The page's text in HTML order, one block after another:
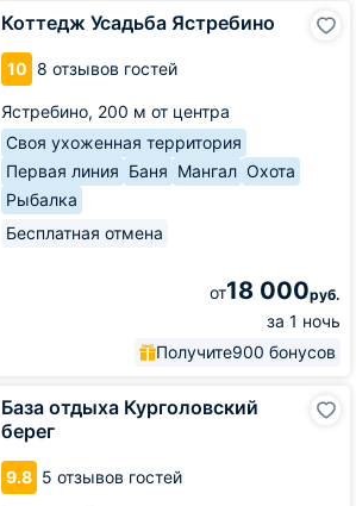
Коттедж Усадьба Ястребино
10 8 отзывов гостей
Ястребино, 200 м от центра
Своя ухоженная территория
Первая линия Баня Мангал Охота
Рыбалка
Бесплатная отмена
от18 000руб.
за 1 ночь
Получите900 бонусов
База отдыха Курголовский
берег
9.8 5 отзывов гостей